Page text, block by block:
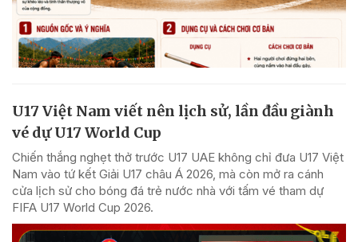
U17 Việt Nam viết nên lịch sử, lần đầu giành
vé dự U17 World Cup
Chiến thắng nghẹt thở trước U17 UAE không chỉ đưa U17 Việt
Nam vào tứ kết Giải U17 châu Á 2026, mà còn mở ra cánh
cửa lịch sử cho bóng đá trẻ nước nhà với tấm vé tham dự
FIFA U17 World Cup 2026.